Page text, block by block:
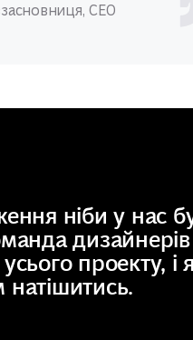
CEO
ніби у нас
дизайнерів
проекту, і